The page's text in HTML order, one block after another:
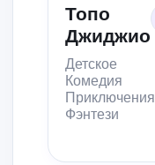
Топо
Джиджио
Детское
Комедия
Приключения
Фэнтези